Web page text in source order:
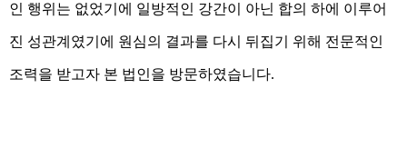
인 행위는 없었기에 일방적인 강간이 아닌 합의 하에 이루어
진 성관계였기에 원심의 결과를 다시 뒤집기 위해 전문적인
조력을 받고자 본 법인을 방문하였습니다.